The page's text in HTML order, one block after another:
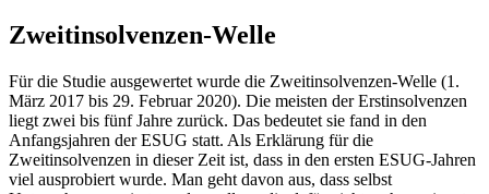
Zweitinsolvenzen-Welle
Für die Studie ausgewertet wurde die Zweitinsolvenzen-Welle (1.
März 2017 bis 29. Februar 2020). Die meisten der Erstinsolvenzen
liegt zwei bis fünf Jahre zurück. Das bedeutet sie fand in den
Anfangsjahren der ESUG statt. Als Erklärung für die
Zweitinsolvenzen in dieser Zeit ist, dass in den ersten ESUG-Jahren
viel ausprobiert wurde. Man geht davon aus, dass selbst